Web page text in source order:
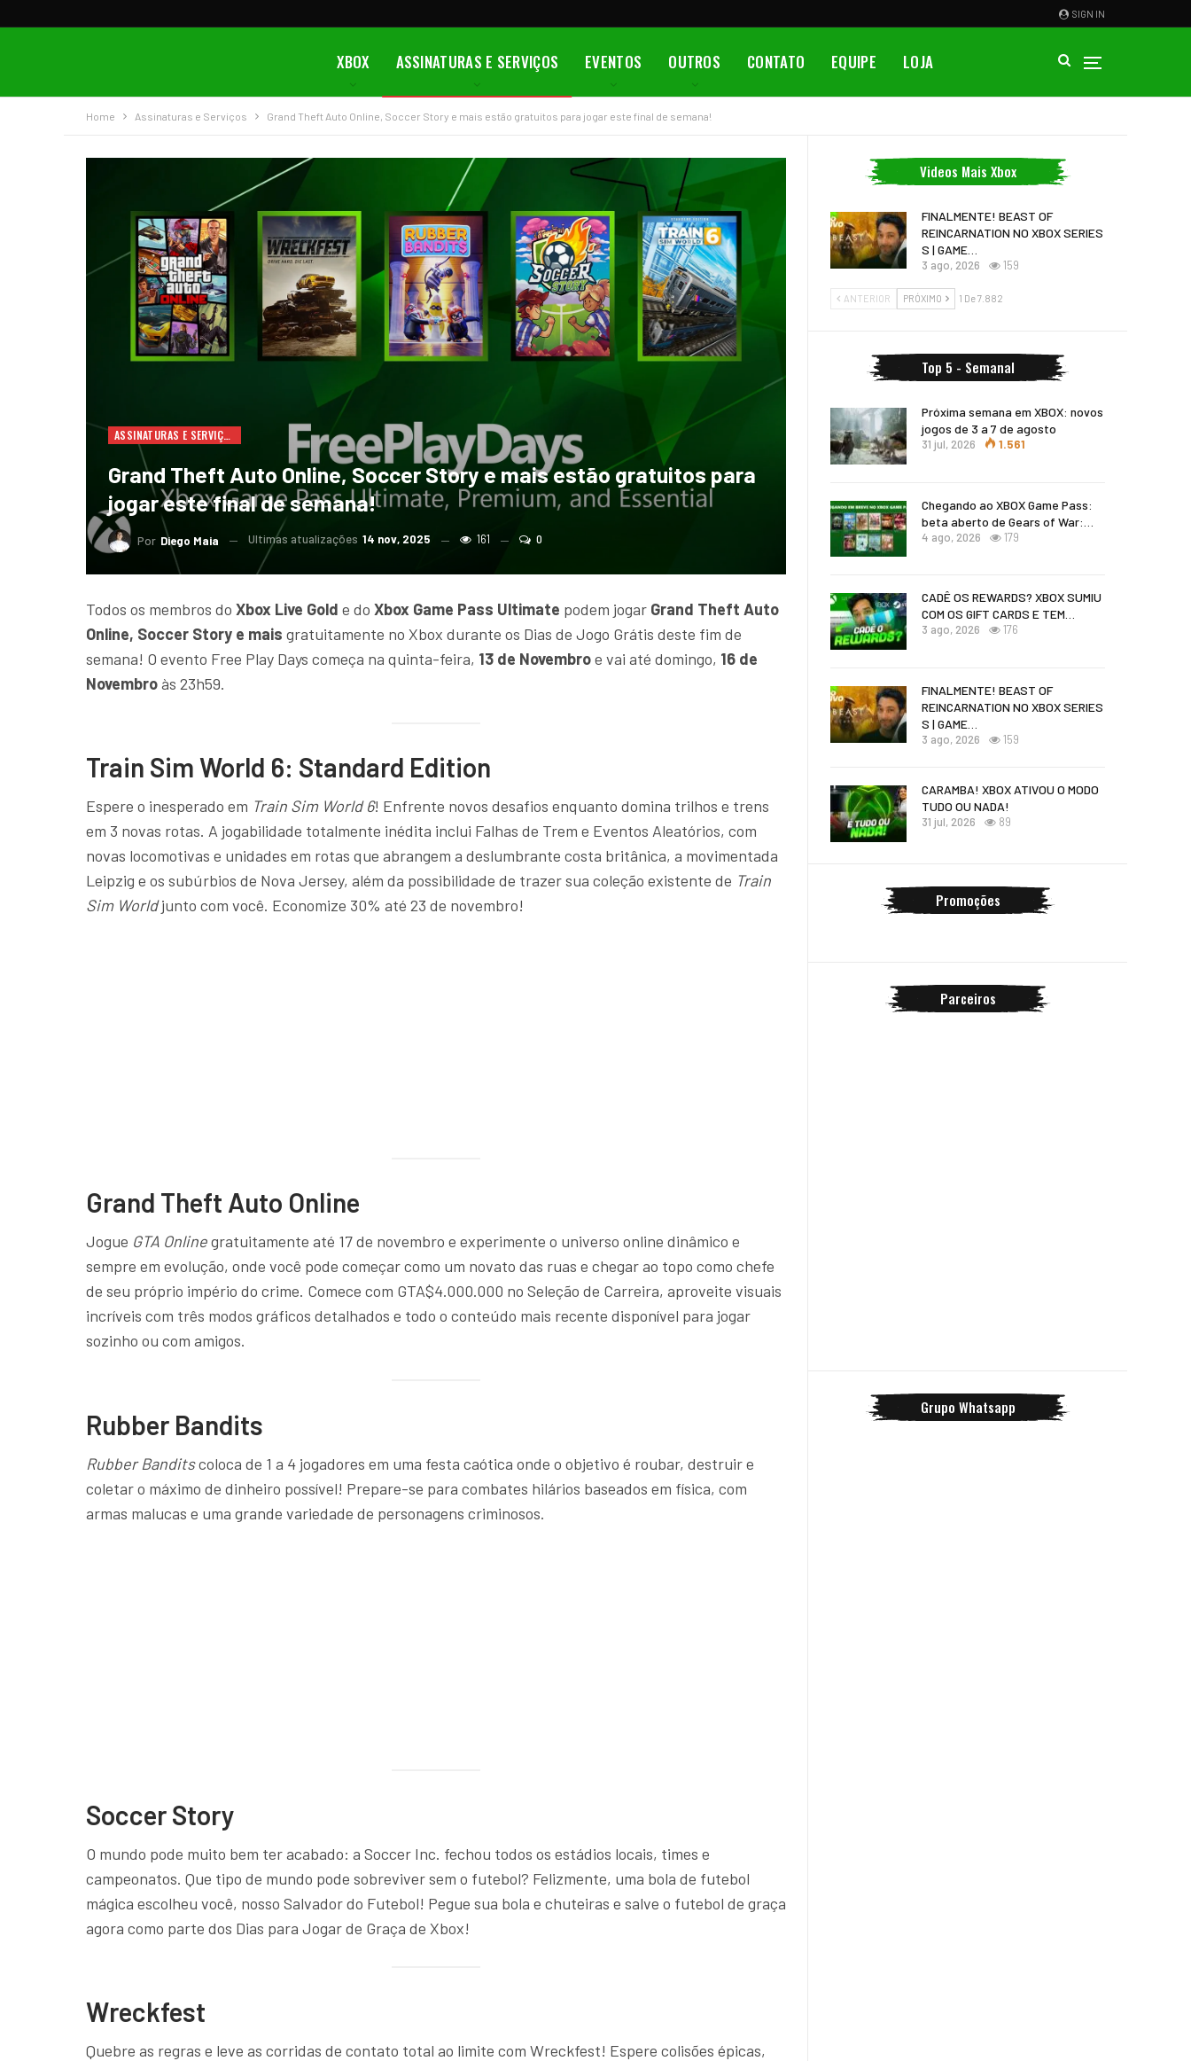
SIGN IN
XBOX ASSINATURAS E SERVIÇOS EVENTOS OUTROS CONTATO EQUIPE LOJA
Home Assinaturas e Serviços Grand Theft Auto Online, Soccer Story e mais estão gratuitos para jogar este final de semana!
ASSINATURAS E SERVIÇOS
Grand Theft Auto Online, Soccer Story e mais estão gratuitos para
jogar este final de semana!
Por Diego Maia Ultimas atualizações 14 nov, 2025 161 0
Todos os membros do Xbox Live Gold e do Xbox Game Pass Ultimate podem jogar Grand Theft Auto
Online, Soccer Story e mais gratuitamente no Xbox durante os Dias de Jogo Grátis deste fim de
semana! O evento Free Play Days começa na quinta-feira, 13 de Novembroe vai até domingo, 16 de
Novembroàs 23h59.
Train Sim World 6: Standard Edition
Espere o inesperado em Train Sim World 6! Enfrente novos desafios enquanto domina trilhos e trens
em 3 novas rotas. A jogabilidade totalmente inédita inclui Falhas de Trem e Eventos Aleatórios, com
novas locomotivas e unidades em rotas que abrangem a deslumbrante costa britânica, a movimentada
Leipzig e os subúrbios de Nova Jersey, além da possibilidade de trazer sua coleção existente de Train
Sim Worldjunto com você. Economize 30% até 23 de novembro!
Grand Theft Auto Online
Jogue GTA Onlinegratuitamente até 17 de novembro e experimente o universo online dinâmico e
sempre em evolução, onde você pode começar como um novato das ruas e chegar ao topo como chefe
de seu próprio império do crime. Comece com GTA$4.000.000 no Seleção de Carreira, aproveite visuais
incríveis com três modos gráficos detalhados e todo o conteúdo mais recente disponível para jogar
sozinho ou com amigos.
Rubber Bandits
Rubber Banditscoloca de 1 a 4 jogadores em uma festa caótica onde o objetivo é roubar, destruir e
coletar o máximo de dinheiro possível! Prepare-se para combates hilários baseados em física, com
armas malucas e uma grande variedade de personagens criminosos.
Soccer Story
O mundo pode muito bem ter acabado: a Soccer Inc. fechou todos os estádios locais, times e
campeonatos. Que tipo de mundo pode sobreviver sem o futebol? Felizmente, uma bola de futebol
mágica escolheu você, nosso Salvador do Futebol! Pegue sua bola e chuteiras e salve o futebol de graça
agora como parte dos Dias para Jogar de Graça de Xbox!
Wreckfest
Quebre as regras e leve as corridas de contato total ao limite com Wreckfest! Espere colisões épicas,
Videos Mais Xbox
FINALMENTE! BEAST OF
REINCARNATION NO XBOX SERIES
S | GAME…
3 ago, 2026 159
ANTERIOR PRÓXIMO 1 De 7.882
Top 5 - Semanal
Próxima semana em XBOX: novos
jogos de 3 a 7 de agosto
31 jul, 2026 1.561
Chegando ao XBOX Game Pass:
beta aberto de Gears of War:…
4 ago, 2026 179
CADÊ OS REWARDS? XBOX SUMIU
COM OS GIFT CARDS E TEM…
3 ago, 2026 176
FINALMENTE! BEAST OF
REINCARNATION NO XBOX SERIES
S | GAME…
3 ago, 2026 159
CARAMBA! XBOX ATIVOU O MODO
TUDO OU NADA!
31 jul, 2026 89
Promoções
Parceiros
Grupo Whatsapp